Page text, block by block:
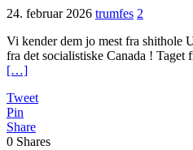
24. februar 2026 trumfes 2
Vi kender dem jo mest fra shithole
fra det socialistiske Canada ! Taget
[…]
Tweet
Pin
Share
0 Shares